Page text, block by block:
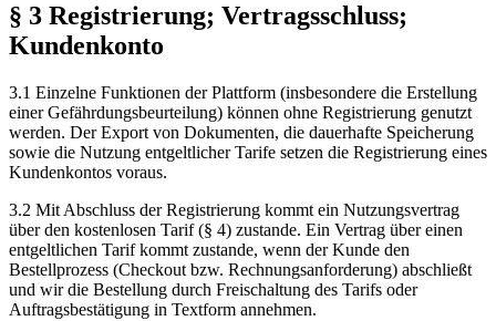
§ 3 Registrierung; Vertragsschluss;
Kundenkonto
3.1 Einzelne Funktionen der Plattform (insbesondere die Erstellung
einer Gefährdungsbeurteilung) können ohne Registrierung genutzt
werden. Der Export von Dokumenten, die dauerhafte Speicherung
sowie die Nutzung entgeltlicher Tarife setzen die Registrierung eines
Kundenkontos voraus.
3.2 Mit Abschluss der Registrierung kommt ein Nutzungsvertrag
über den kostenlosen Tarif (§ 4) zustande. Ein Vertrag über einen
entgeltlichen Tarif kommt zustande, wenn der Kunde den
Bestellprozess (Checkout bzw. Rechnungsanforderung) abschließt
und wir die Bestellung durch Freischaltung des Tarifs oder
Auftragsbestätigung in Textform annehmen.